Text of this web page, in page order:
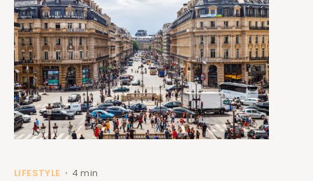
LIFESTYLE • 4 min